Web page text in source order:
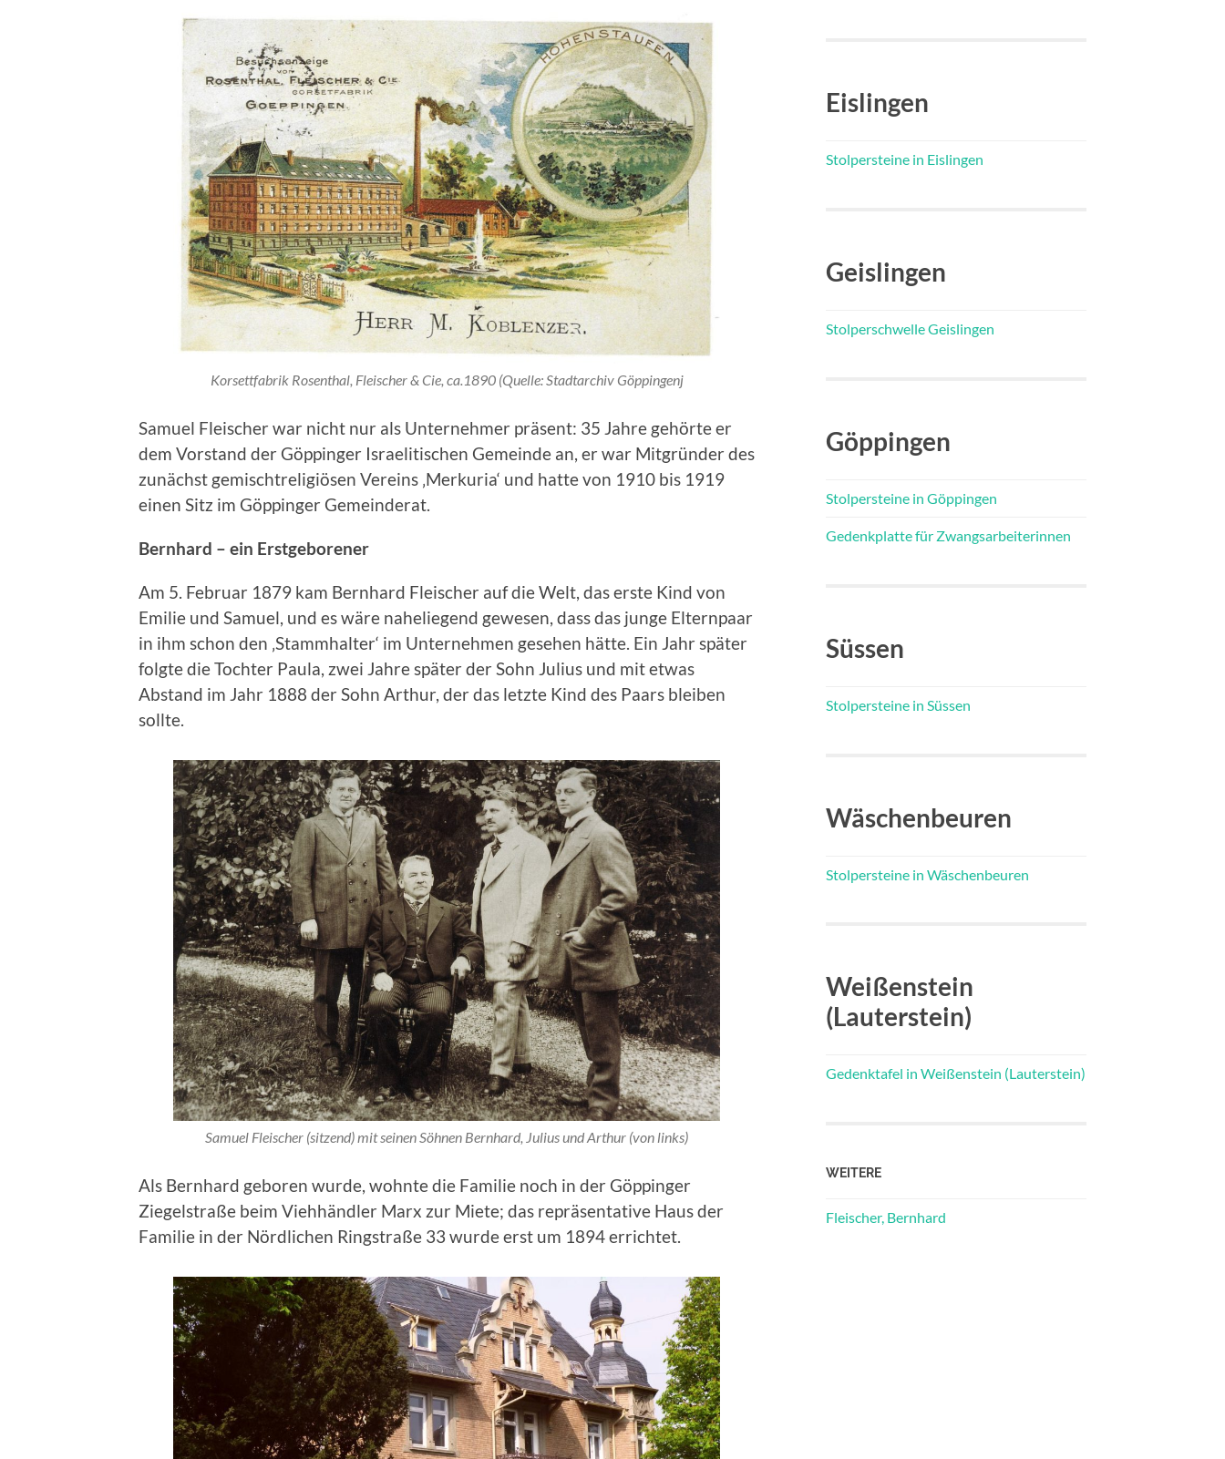
Korsettfabrik Rosenthal, Fleischer & Cie, ca.1890 (Quelle: Stadtarchiv Göppingenj
Samuel Fleischer war nicht nur als Unternehmer präsent: 35 Jahre gehörte er
dem Vorstand der Göppinger Israelitischen Gemeinde an, er war Mitgründer des
zunächst gemischtreligiösen Vereins ‚Merkuria‘ und hatte von 1910 bis 1919
einen Sitz im Göppinger Gemeinderat.
Bernhard – ein Erstgeborener
Am 5. Februar 1879 kam Bernhard Fleischer auf die Welt, das erste Kind von
Emilie und Samuel, und es wäre naheliegend gewesen, dass das junge Elternpaar
in ihm schon den ‚Stammhalter‘ im Unternehmen gesehen hätte. Ein Jahr später
folgte die Tochter Paula, zwei Jahre später der Sohn Julius und mit etwas
Abstand im Jahr 1888 der Sohn Arthur, der das letzte Kind des Paars bleiben
sollte.
Samuel Fleischer (sitzend) mit seinen Söhnen Bernhard, Julius und Arthur (von links)
Als Bernhard geboren wurde, wohnte die Familie noch in der Göppinger
Ziegelstraße beim Viehhändler Marx zur Miete; das repräsentative Haus der
Familie in der Nördlichen Ringstraße 33 wurde erst um 1894 errichtet.
Eislingen
Stolpersteine in Eislingen
Geislingen
Stolperschwelle Geislingen
Göppingen
Stolpersteine in Göppingen
Gedenkplatte für Zwangsarbeiterinnen
Süssen
Stolpersteine in Süssen
Wäschenbeuren
Stolpersteine in Wäschenbeuren
Weißenstein
(Lauterstein)
Gedenktafel in Weißenstein (Lauterstein)
WEITERE
Fleischer, Bernhard